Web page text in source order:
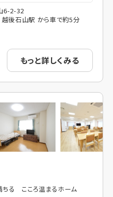
6-2-32
後石山駅 から車で約5分
もっと詳しくみる
ちる こころ温まるホーム